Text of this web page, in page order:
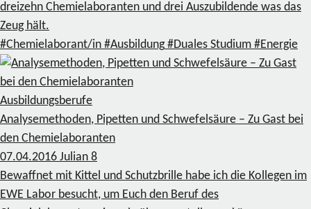
dreizehn Chemielaboranten und drei Auszubildende was das
Zeug hält.
#Chemielaborant/in #Ausbildung #Duales Studium #Energie
Ausbildungsberufe
Analysemethoden, Pipetten und Schwefelsäure – Zu Gast bei
den Chemielaboranten
07.04.2016 Julian 8
Bewaffnet mit Kittel und Schutzbrille habe ich die Kollegen im
EWE Labor besucht, um Euch den Beruf des